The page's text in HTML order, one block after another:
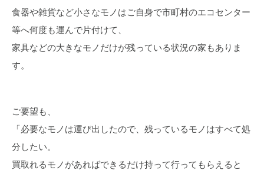
食器や雑貨など小さなモノはご自身で市町村のエコセンター
等へ何度も運んで片付けて、
家具などの大きなモノだけが残っている状況の家もありま
す。
ご要望も、
「必要なモノは運び出したので、残っているモノはすべて処
分したい。
買取れるモノがあればできるだけ持って行ってもらえると